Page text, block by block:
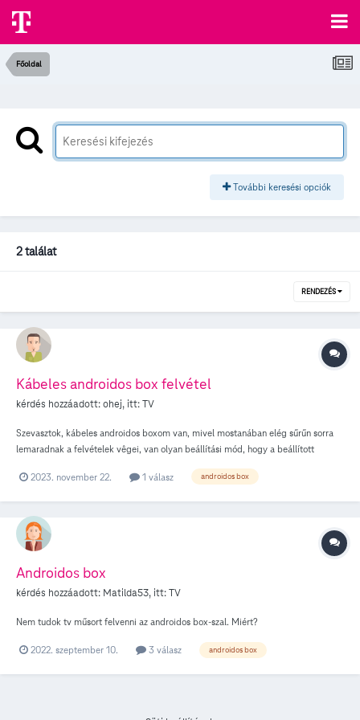
Főoldal
További keresési opciók
2 találat
RENDEZÉS
Kábeles androidos box felvétel
kérdés hozzáadott:ohej, itt:TV
Szevasztok, kábeles androidos boxom van, mivel mostanában elég sűrűn sorra
lemaradnak a felvételek vêgei, van olyan beállítási mód, hogy a beállított
boxnál nem igen találok a beállításoknál ilyen lehetőséget. Eléggé bosszantó ha
2023. november 22. 1 válasz androidos box
Androidos box
kérdés hozzáadott: Matilda53, itt:TV
Nem tudok tv műsort felvenni az androidos box-szal. Miért?
2022. szeptember 10. 3 válasz androidos box